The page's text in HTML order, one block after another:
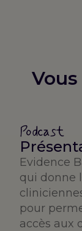
Podcast
Evidence
qui donne
pour
accès aux